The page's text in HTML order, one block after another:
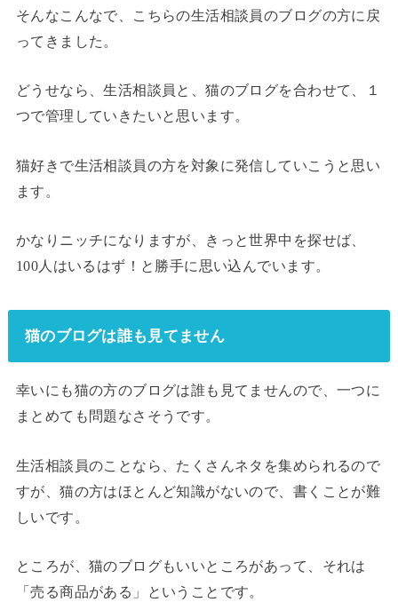
そんなこんなで、こちらの生活相談員のブログの方に戻
ってきました。
どうせなら、生活相談員と、猫のブログを合わせて、１
つで管理していきたいと思います。
猫好きで生活相談員の方を対象に発信していこうと思い
ます。
かなりニッチになりますが、きっと世界中を探せば、
100人はいるはず！と勝手に思い込んでいます。
猫のブログは誰も見てません
幸いにも猫の方のブログは誰も見てませんので、一つに
まとめても問題なさそうです。
生活相談員のことなら、たくさんネタを集められるので
すが、猫の方はほとんど知識がないので、書くことが難
しいです。
ところが、猫のブログもいいところがあって、それは
「売る商品がある」ということです。